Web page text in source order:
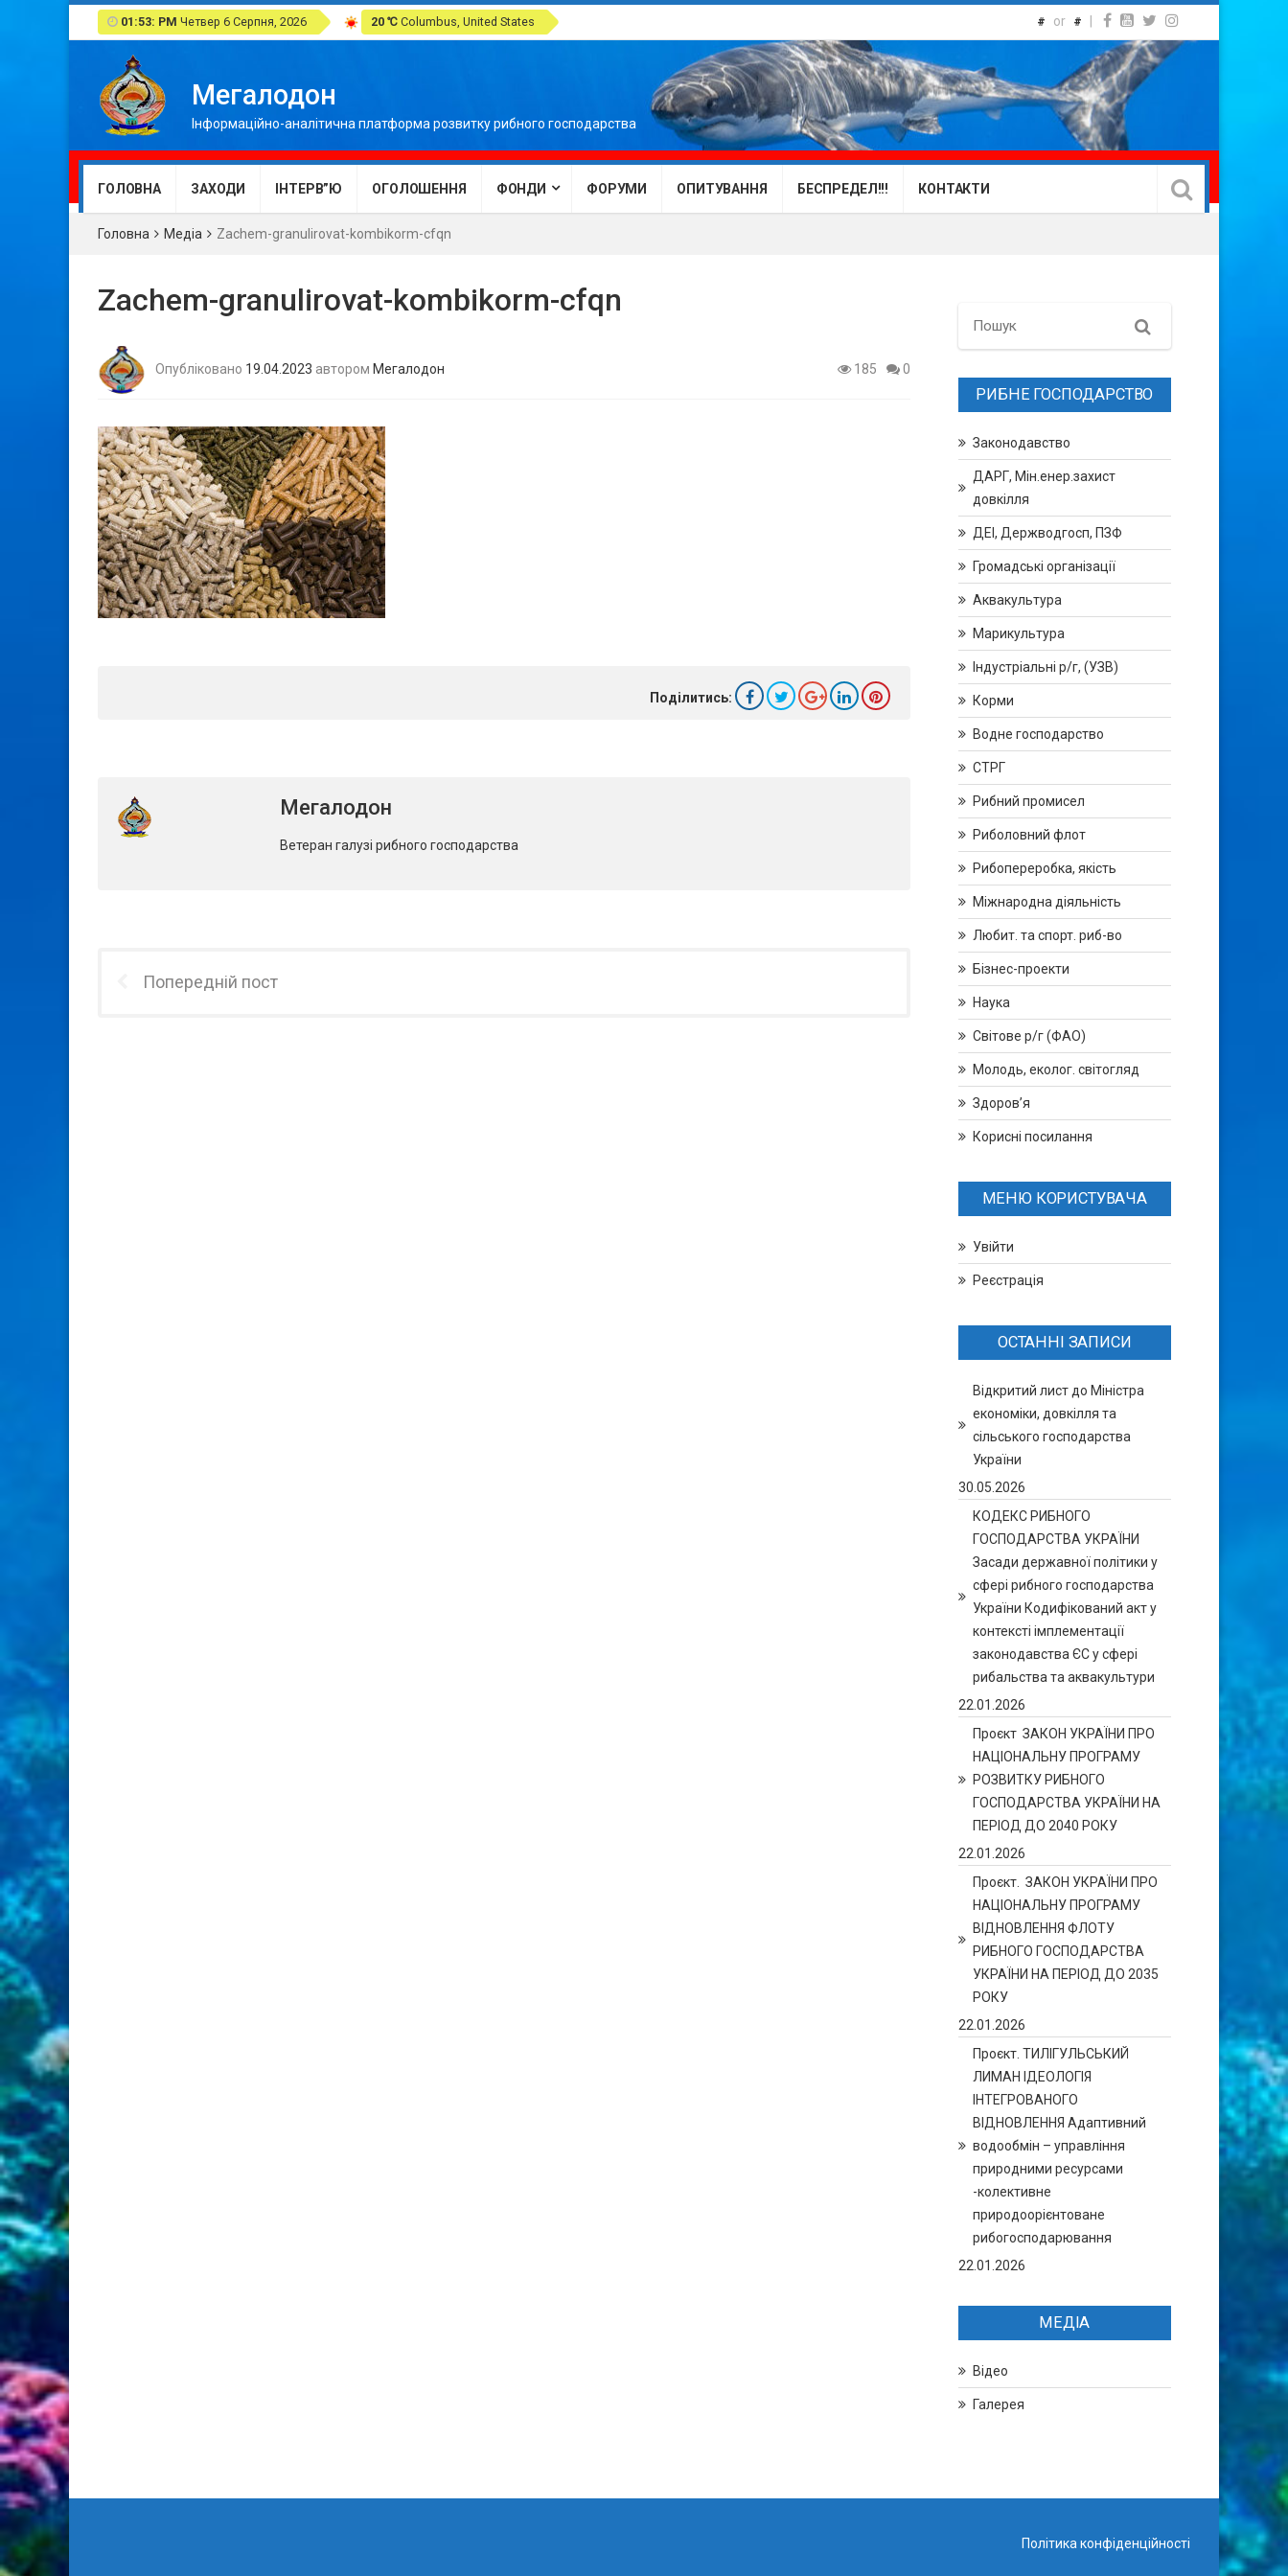
01:53: PM Четвер 6 Серпня, 2026 20 ℃ Columbus, United States # or #
Мегалодон
Інформаційно-аналітична платформа розвитку рибного господарства
ГОЛОВНА ЗАХОДИ ІНТЕРВ”Ю ОГОЛОШЕННЯ ФОНДИ ФОРУМИ ОПИТУВАННЯ БЕСПРЕДЕЛ!!! КОНТАКТИ
Головна Медіа Zachem-granulirovat-kombikorm-cfqn
Zachem-granulirovat-kombikorm-cfqn
Опубліковано 19.04.2023 автором Мегалодон 185 0
Поділитись:
Мегалодон
Ветеран галузі рибного господарства
Попередній пост
Search
РИБНЕ ГОСПОДАРСТВО
Законодавство
ДАРГ, Мін.енер.захист
довкілля
ДЕІ, Держводгосп, ПЗФ
Громадські організації
Аквакультура
Марикультура
Індустріальні р/г, (УЗВ)
Корми
Водне господарство
СТРГ
Рибний промисел
Риболовний флот
Рибопереробка, якість
Міжнародна діяльність
Любит. та спорт. риб-во
Бізнес-проекти
Наука
Світове р/г (ФАО)
Молодь, еколог. світогляд
Здоров’я
Корисні посилання
МЕНЮ КОРИСТУВАЧА
Увійти
Реєстрація
ОСТАННІ ЗАПИСИ
Відкритий лист до Міністра
економіки, довкілля та
сільського господарства
України
30.05.2026
КОДЕКС РИБНОГО
ГОСПОДАРСТВА УКРАЇНИ
Засади державної політики у
сфері рибного господарства
України Кодифікований акт у
контексті імплементації
законодавства ЄС у сфері
рибальства та аквакультури
22.01.2026
Проєкт ЗАКОН УКРАЇНИ ПРО
НАЦІОНАЛЬНУ ПРОГРАМУ
РОЗВИТКУ РИБНОГО
ГОСПОДАРСТВА УКРАЇНИ НА
ПЕРІОД ДО 2040 РОКУ
22.01.2026
Проєкт. ЗАКОН УКРАЇНИ ПРО
НАЦІОНАЛЬНУ ПРОГРАМУ
ВІДНОВЛЕННЯ ФЛОТУ
РИБНОГО ГОСПОДАРСТВА
УКРАЇНИ НА ПЕРІОД ДО 2035
РОКУ
22.01.2026
Проєкт. ТИЛІГУЛЬСЬКИЙ
ЛИМАН ІДЕОЛОГІЯ
ІНТЕГРОВАНОГО
ВІДНОВЛЕННЯ Адаптивний
водообмін – управління
природними ресурсами
-колективне
природоорієнтоване
рибогосподарювання
22.01.2026
МЕДІА
Відео
Галерея
Політика конфіденційності